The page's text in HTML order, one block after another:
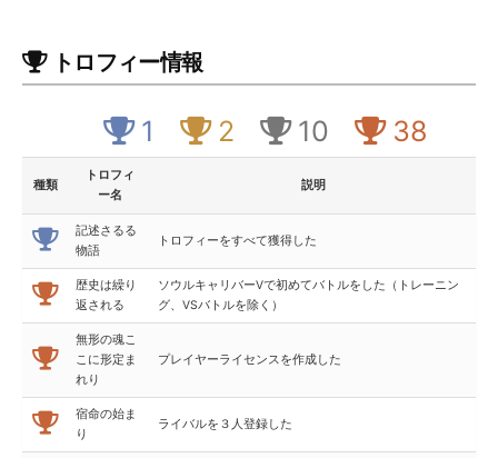
トロフィー情報
1 2 10 38
種類
トロフィ
ー名
説明
記述さるる
物語
トロフィーをすべて獲得した
歴史は繰り
返される
ソウルキャリバーⅤで初めてバトルをした（トレーニン
グ、VSバトルを除く）
無形の魂こ
こに形定ま
れり
プレイヤーライセンスを作成した
宿命の始ま
り
ライバルを３人登録した